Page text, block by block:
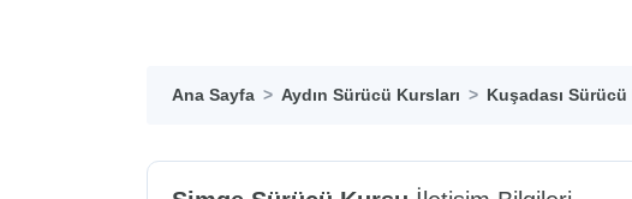
Ana Sayfa Aydın Sürücü Kursları Kuşadası Sürücü